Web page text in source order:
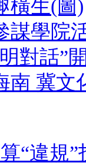
橫生(圖)
謀學院
對話”
南 冀文
“違規”